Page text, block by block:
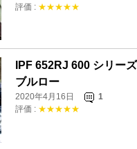
評価 : ★★★★★
IPF 652RJ 600 シリー
ブルロー
2020年4月16日
1
評価 : ★★★★★